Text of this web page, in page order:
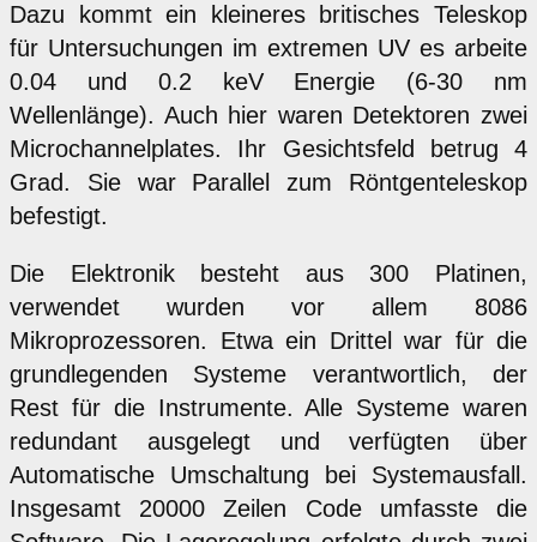
Dazu kommt ein kleineres britisches Teleskop
für Untersuchungen im extremen UV es arbeite
0.04 und 0.2 keV Energie (6-30 nm
Wellenlänge). Auch hier waren Detektoren zwei
Microchannelplates. Ihr Gesichtsfeld betrug 4
Grad. Sie war Parallel zum Röntgenteleskop
befestigt.
Die Elektronik besteht aus 300 Platinen,
verwendet wurden vor allem 8086
Mikroprozessoren. Etwa ein Drittel war für die
grundlegenden Systeme verantwortlich, der
Rest für die Instrumente. Alle Systeme waren
redundant ausgelegt und verfügten über
Automatische Umschaltung bei Systemausfall.
Insgesamt 20000 Zeilen Code umfasste die